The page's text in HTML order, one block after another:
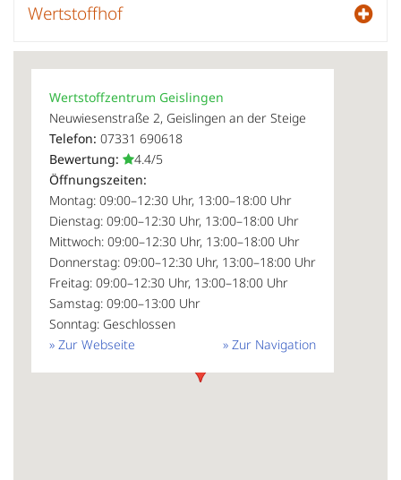
Wertstoffhof
Wertstoffzentrum Geislingen
Neuwiesenstraße 2, Geislingen an der Steige
Telefon: 07331 690618
Bewertung:
4.4/5
Öffnungszeiten:
Montag: 09:00–12:30 Uhr, 13:00–18:00 Uhr
Dienstag: 09:00–12:30 Uhr, 13:00–18:00 Uhr
Mittwoch: 09:00–12:30 Uhr, 13:00–18:00 Uhr
Donnerstag: 09:00–12:30 Uhr, 13:00–18:00 Uhr
Freitag: 09:00–12:30 Uhr, 13:00–18:00 Uhr
Samstag: 09:00–13:00 Uhr
Sonntag: Geschlossen
» Zur Navigation
» Zur Webseite